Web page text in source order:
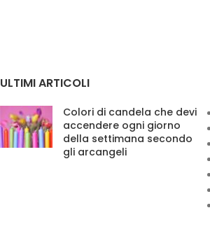
ULTIMI ARTICOLI
Colori di candela che devi
accendere ogni giorno
della settimana secondo
gli arcangeli